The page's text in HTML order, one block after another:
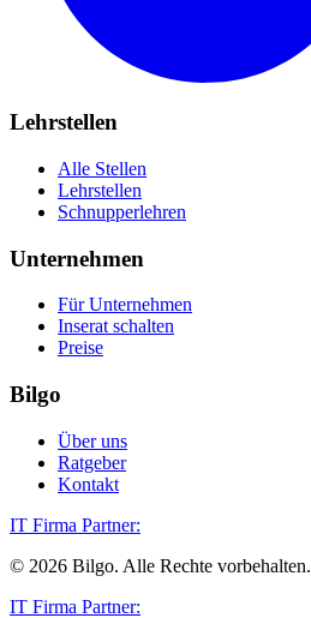
Lehrstellen
Alle Stellen
Lehrstellen
Schnupperlehren
Unternehmen
Für Unternehmen
Inserat schalten
Preise
Bilgo
Über uns
Ratgeber
Kontakt
IT Firma Partner:
© 2026 Bilgo. Alle Rechte vorbehalten.
IT Firma Partner: